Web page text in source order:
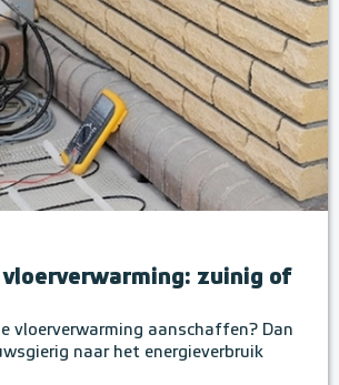
vloerverwarming: zuinig of
vloerverwarming aanschaffen? Dan
naar het energieverbruik